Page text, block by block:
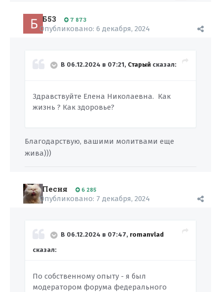
Б53 7 873
Опубликовано: 6 декабря, 2024
В 06.12.2024 в 07:21, Старый сказал:
Здравствуйте Елена Николаевна. Как
жизнь ? Как здоровье?
Благодарствую, вашими молитвами еще
жива)))
Песня 6 285
Опубликовано: 7 декабря, 2024
В 06.12.2024 в 07:47, romanvlad
сказал:
По собственному опыту - я был
модератором форума федерального